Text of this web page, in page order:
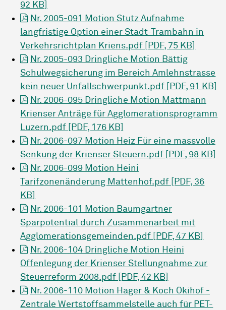
92 KB]
Nr. 2005-091 Motion Stutz Aufnahme
langfristige Option einer Stadt-Trambahn in
Verkehrsrichtplan Kriens.pdf [PDF, 75 KB]
Nr. 2005-093 Dringliche Motion Bättig
Schulwegsicherung im Bereich Amlehnstrasse
kein neuer Unfallschwerpunkt.pdf [PDF, 91 KB]
Nr. 2006-095 Dringliche Motion Mattmann
Krienser Anträge für Agglomerationsprogramm
Luzern.pdf [PDF, 176 KB]
Nr. 2006-097 Motion Heiz Für eine massvolle
Senkung der Krienser Steuern.pdf [PDF, 98 KB]
Nr. 2006-099 Motion Heini
Tarifzonenänderung Mattenhof.pdf [PDF, 36
KB]
Nr. 2006-101 Motion Baumgartner
Sparpotential durch Zusammenarbeit mit
Agglomerationsgemeinden.pdf [PDF, 47 KB]
Nr. 2006-104 Dringliche Motion Heini
Offenlegung der Krienser Stellungnahme zur
Steuerreform 2008.pdf [PDF, 42 KB]
Nr. 2006-110 Motion Hager & Koch Ökihof -
Zentrale Wertstoffsammelstelle auch für PET-